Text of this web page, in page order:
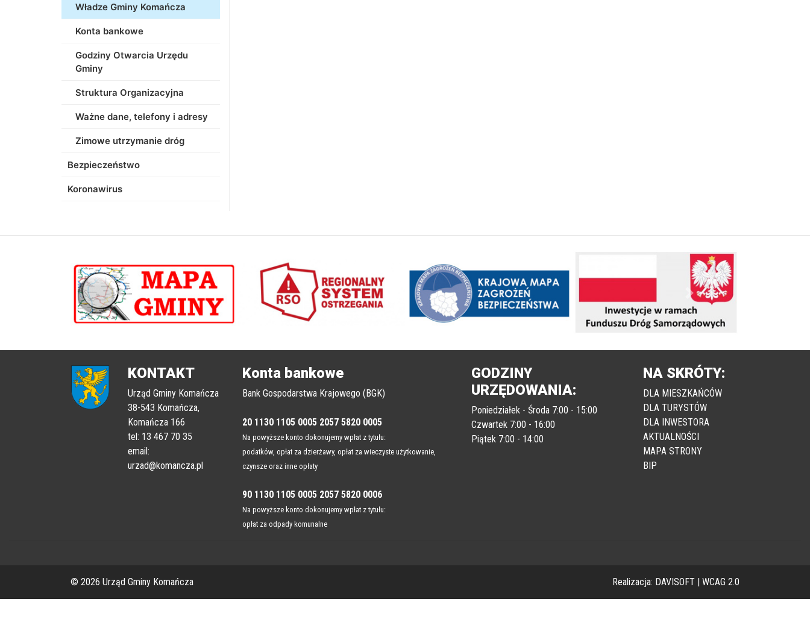
Władze Gminy Komańcza
Konta bankowe
Godziny Otwarcia Urzędu
Gminy
Struktura Organizacyjna
Ważne dane, telefony i adresy
Zimowe utrzymanie dróg
Bezpieczeństwo
Koronawirus
poprzednii Następny
KONTAKT
Urząd Gminy Komańcza
38-543 Komańcza,
Komańcza 166
tel: 13 467 70 35
email:
urzad@komancza.pl
Konta bankowe
Bank Gospodarstwa Krajowego (BGK)
20 1130 1105 0005 2057 5820 0005
Na powyższe konto dokonujemy wpłat z tytułu:
podatków, opłat za dzierżawy, opłat za wieczyste użytkowanie,
czynsze oraz inne opłaty
90 1130 1105 0005 2057 5820 0006
Na powyższe konto dokonujemy wpłat z tytułu:
opłat za odpady komunalne
GODZINY
URZĘDOWANIA:
Poniedziałek - Środa 7:00 - 15:00
Czwartek 7:00 - 16:00
Piątek 7:00 - 14:00
NA SKRÓTY:
DLA MIESZKAŃCÓW
DLA TURYSTÓW
DLA INWESTORA
AKTUALNOŚCI
MAPA STRONY
BIP
© 2026 Urząd Gminy Komańcza Realizacja: DAVISOFT | WCAG 2.0